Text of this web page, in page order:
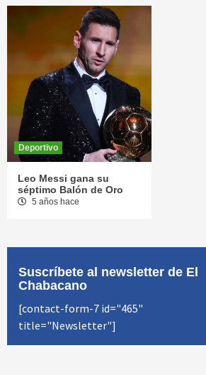
Deportivo
Leo Messi gana su
séptimo Balón de Oro
5 años hace
Suscríbete al newsletter de El
Chabacano
[contact-form-7 id="465"
title="Newsletter"]